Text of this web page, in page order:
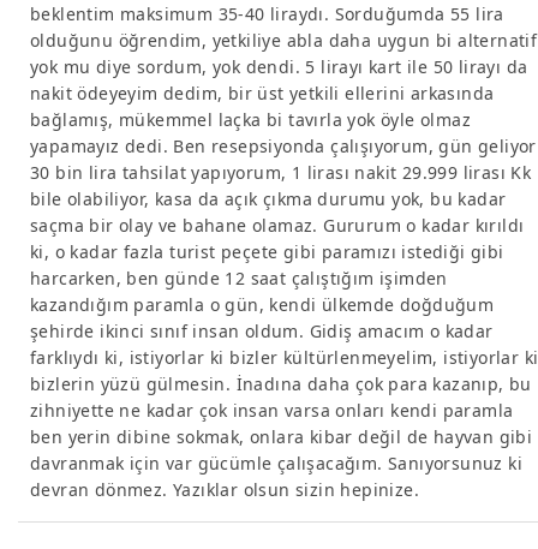
beklentim maksimum 35-40 liraydı. Sorduğumda 55 lira
olduğunu öğrendim, yetkiliye abla daha uygun bi alternatif
yok mu diye sordum, yok dendi. 5 lirayı kart ile 50 lirayı da
nakit ödeyeyim dedim, bir üst yetkili ellerini arkasında
bağlamış, mükemmel laçka bi tavırla yok öyle olmaz
yapamayız dedi. Ben resepsiyonda çalışıyorum, gün geliyor
30 bin lira tahsilat yapıyorum, 1 lirası nakit 29.999 lirası Kk
bile olabiliyor, kasa da açık çıkma durumu yok, bu kadar
saçma bir olay ve bahane olamaz. Gururum o kadar kırıldı
ki, o kadar fazla turist peçete gibi paramızı istediği gibi
harcarken, ben günde 12 saat çalıştığım işimden
kazandığım paramla o gün, kendi ülkemde doğduğum
şehirde ikinci sınıf insan oldum. Gidiş amacım o kadar
farklıydı ki, istiyorlar ki bizler kültürlenmeyelim, istiyorlar ki
bizlerin yüzü gülmesin. İnadına daha çok para kazanıp, bu
zihniyette ne kadar çok insan varsa onları kendi paramla
ben yerin dibine sokmak, onlara kibar değil de hayvan gibi
davranmak için var gücümle çalışacağım. Sanıyorsunuz ki
devran dönmez. Yazıklar olsun sizin hepinize.